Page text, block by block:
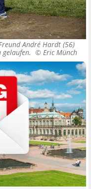
André Hardt (56)
gelaufen. © Eric Münch